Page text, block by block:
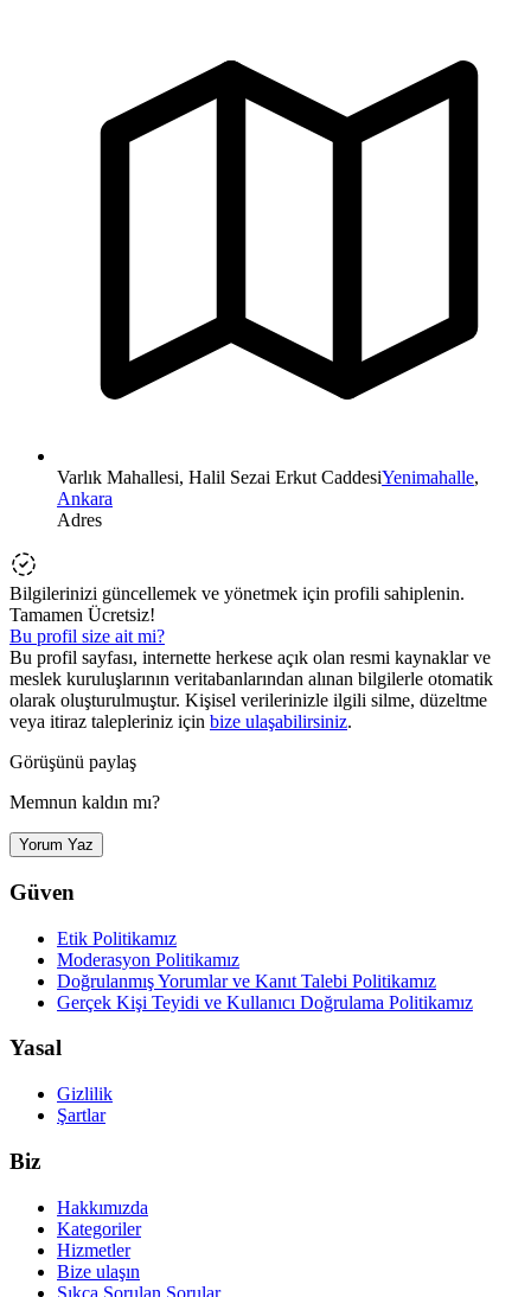
Varlık Mahallesi, Halil Sezai Erkut CaddesiYenimahalle,
Ankara
Adres
Bilgilerinizi güncellemek ve yönetmek için profili sahiplenin.
Tamamen Ücretsiz!
Bu profil size ait mi?
Bu profil sayfası, internette herkese açık olan resmi kaynaklar ve
meslek kuruluşlarının veritabanlarından alınan bilgilerle otomatik
olarak oluşturulmuştur. Kişisel verilerinizle ilgili silme, düzeltme
veya itiraz talepleriniz için bize ulaşabilirsiniz.
Görüşünü paylaş
Memnun kaldın mı?
Yorum Yaz
Güven
Etik Politikamız
Moderasyon Politikamız
Doğrulanmış Yorumlar ve Kanıt Talebi Politikamız
Gerçek Kişi Teyidi ve Kullanıcı Doğrulama Politikamız
Yasal
Gizlilik
Şartlar
Biz
Hakkımızda
Kategoriler
Hizmetler
Bize ulaşın
Sıkça Sorulan Sorular